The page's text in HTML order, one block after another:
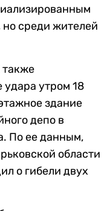
среди жителей
также
удара утром 18
здание
депо в
По ее данным,
области
о гибели двух